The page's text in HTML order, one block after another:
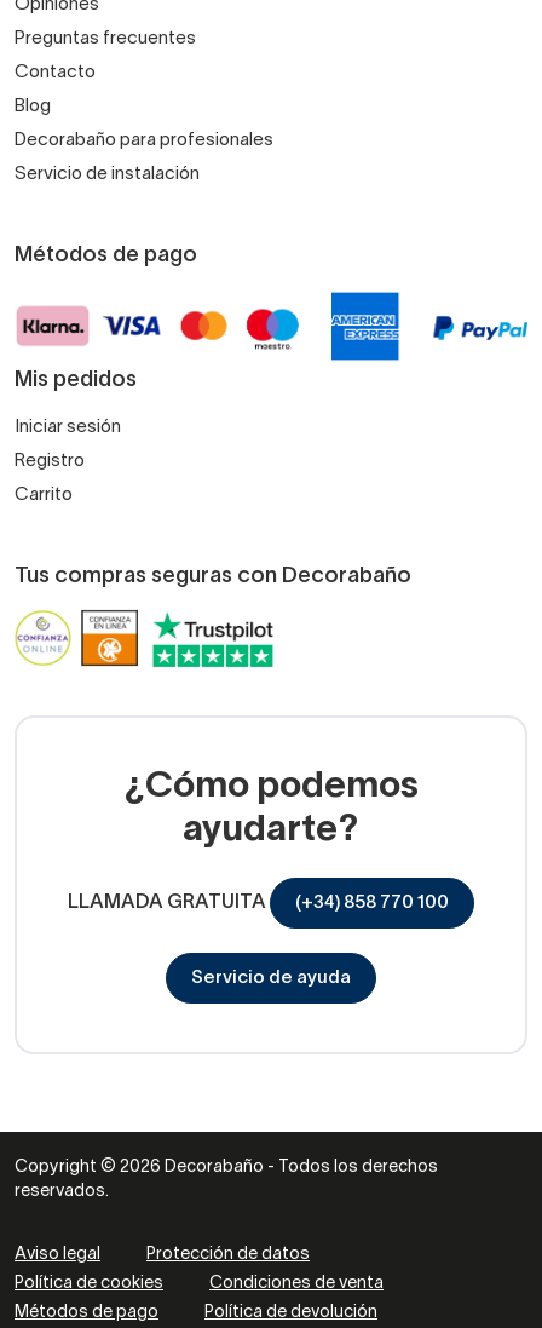
Opiniones
Preguntas frecuentes
Contacto
Blog
Decorabaño para profesionales
Servicio de instalación
Métodos de pago
Mis pedidos
Iniciar sesión
Registro
Carrito
Tus compras seguras con Decorabaño
¿Cómo podemos
ayudarte?
LLAMADA GRATUITA (+34) 858 770 100
Servicio de ayuda
Copyright © 2026 Decorabaño - Todos los derechos
reservados.
Aviso legal
Protección de datos
Política de cookies
Condiciones de venta
Métodos de pago
Política de devolución